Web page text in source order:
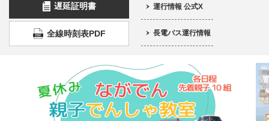
遅延証明書
全線時刻表PDF
運行情報 公式X
長電バス運行情報